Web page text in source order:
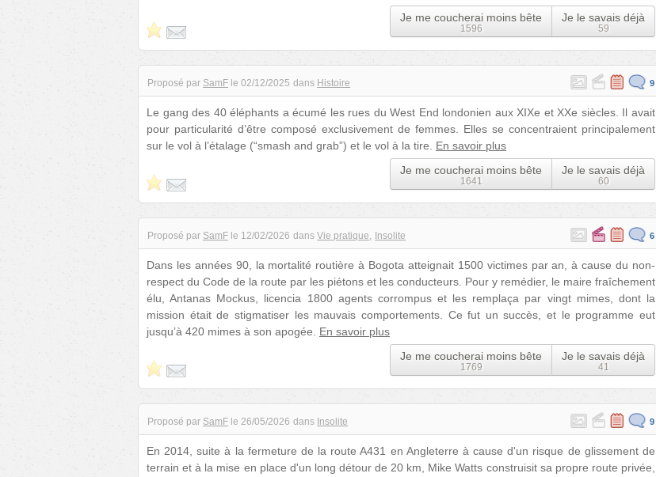
Je me coucherai moins bête
1596
Je le savais déjà
59
Proposé par SamF le 02/12/2025 dans Histoire 9
Le gang des 40 éléphants a écumé les rues du West End londonien aux XIXe et XXe siècles. Il avait
pour particularité d’être composé exclusivement de femmes. Elles se concentraient principalement
sur le vol à l’étalage (“smash and grab”) et le vol à la tire. En savoir plus
Je me coucherai moins bête
1641
Je le savais déjà
60
Proposé par SamF le 12/02/2026 dans Vie pratique Insolite 6
Dans les années 90, la mortalité routière à Bogota atteignait 1500 victimes par an, à cause du non-
respect du Code de la route par les piétons et les conducteurs. Pour y remédier, le maire fraîchement
élu, Antanas Mockus, licencia 1800 agents corrompus et les remplaça par vingt mimes, dont la
mission était de stigmatiser les mauvais comportements. Ce fut un succès, et le programme eut
jusqu’à 420 mimes à son apogée. En savoir plus
Je me coucherai moins bête
1769
Je le savais déjà
41
Proposé par SamF le 26/05/2026 dans Insolite 9
En 2014, suite à la fermeture de la route A431 en Angleterre à cause d'un risque de glissement de
terrain et à la mise en place d'un long détour de 20 km, Mike Watts construisit sa propre route privée,